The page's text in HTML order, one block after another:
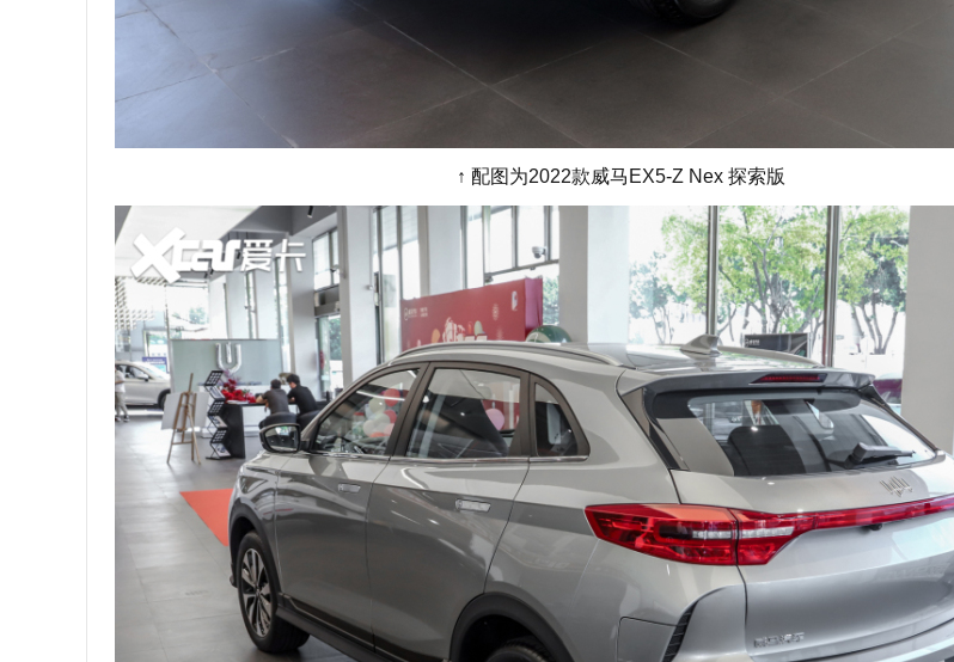
↑ 配图为2022款威马EX5-Z Nex 探索版